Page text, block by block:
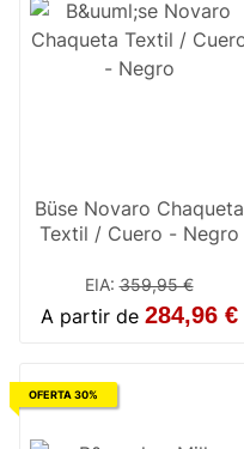
Büse Novaro Chaqueta
Textil / Cuero - Negro
EIA:359,95 €
A partir de 284,96 €
OFERTA 30%